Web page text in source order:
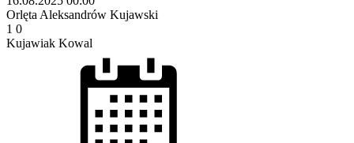
Orlęta Aleksandrów Kujawski
1 0
Kujawiak Kowal